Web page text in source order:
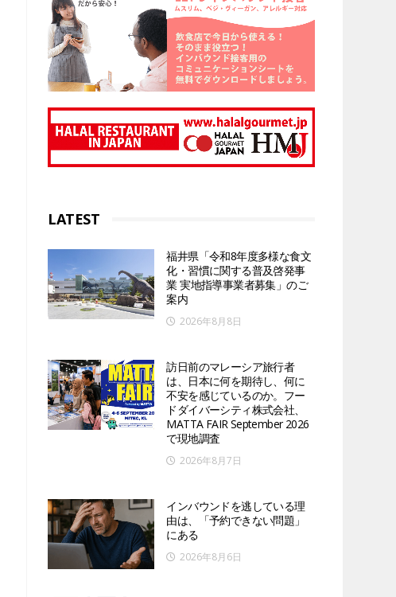
LATEST
福井県「令和8年度多様な食文
化・習慣に関する普及啓発事
業 実地指導事業者募集」のご
案内
2026年8月8日
訪日前のマレーシア旅行者
は、日本に何を期待し、何に
不安を感じているのか。フー
ドダイバーシティ株式会社、
MATTA FAIR September 2026
で現地調査
2026年8月7日
インバウンドを逃している理
由は、「予約できない問題」
にある
2026年8月6日